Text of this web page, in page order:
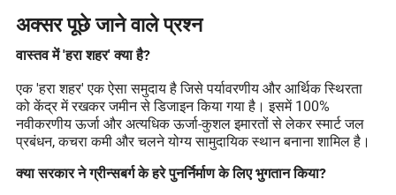
अक्सर पूछे जाने वाले प्रश्न
वास्तव में 'हरा शहर' क्या है?
एक 'हरा शहर' एक ऐसा समुदाय है जिसे पर्यावरणीय और आर्थिक स्थिरता
को केंद्र में रखकर जमीन से डिजाइन किया गया है। इसमें 100%
नवीकरणीय ऊर्जा और अत्यधिक ऊर्जा-कुशल इमारतों से लेकर स्मार्ट जल
प्रबंधन, कचरा कमी और चलने योग्य सामुदायिक स्थान बनाना शामिल है।
क्या सरकार ने ग्रीन्सबर्ग के हरे पुनर्निर्माण के लिए भुगतान किया?